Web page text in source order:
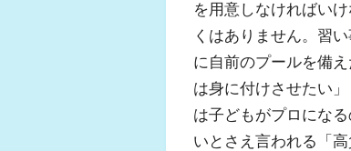
を用意しなければい
くはありません。習
に自前のプールを備
は身に付けさせたい
は子どもがプロにな
いとさえ言われる「